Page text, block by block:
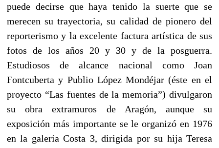
puede decirse que haya tenido la suerte que se
merecen su trayectoria, su calidad de pionero del
reporterismo y la excelente factura artística de sus
fotos de los años 20 y 30 y de la posguerra.
Estudiosos de alcance nacional como Joan
Fontcuberta y Publio López Mondéjar (éste en el
proyecto “Las fuentes de la memoria”) divulgaron
su obra extramuros de Aragón, aunque su
exposición más importante se le organizó en 1976
en la galería Costa 3, dirigida por su hija Teresa